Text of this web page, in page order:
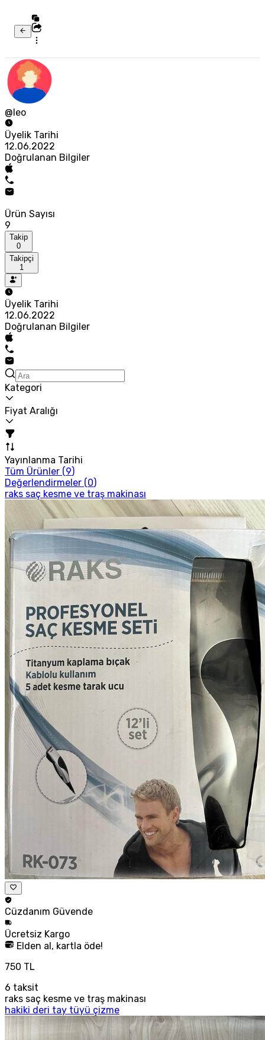
@leo
Üyelik Tarihi
12.06.2022
Doğrulanan Bilgiler
Ürün Sayısı
9
Takip
0
Takipçi
1
Üyelik Tarihi
12.06.2022
Doğrulanan Bilgiler
Kategori
Fiyat Aralığı
Yayınlanma Tarihi
Tüm Ürünler (9)
Değerlendirmeler (0)
raks saç kesme ve traş makinası
Cüzdanım Güvende
Ücretsiz Kargo
Elden al, kartla öde!
750 TL
6 taksit
raks saç kesme ve traş makinası
hakiki deri tay tüyü çizme